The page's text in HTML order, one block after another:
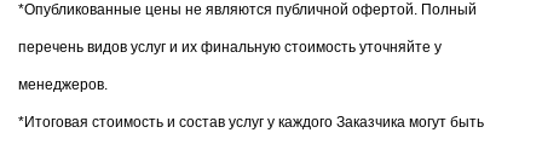
*Опубликованные цены не являются публичной офертой. Полный
перечень видов услуг и их финальную стоимость уточняйте у
менеджеров.
*Итоговая стоимость и состав услуг у каждого Заказчика могут быть